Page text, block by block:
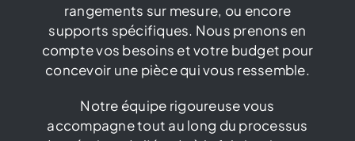
rangements sur mesure, ou encore
supports spécifiques. Nous prenons en
compte vos besoins et votre budget pour
concevoir une pièce qui vous ressemble.
Notre équipe rigoureuse vous
accompagne tout au long du processus